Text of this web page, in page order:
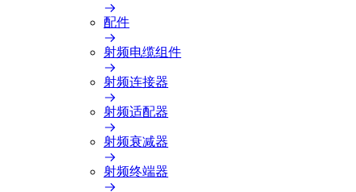
配件
射频电缆组件
射频连接器
射频适配器
射频衰减器
射频终端器